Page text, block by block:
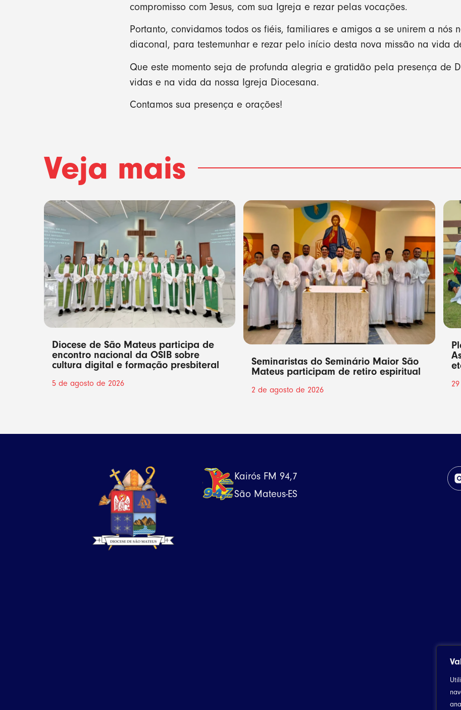
compromisso com Jesus, com sua Igreja e rezar pelas vocações.
Portanto, convidamos todos os fiéis, familiares e amigos a se unirem a nós
diaconal, para testemunhar e rezar pelo início desta nova missão na vida
Que este momento seja de profunda alegria e gratidão pela presença de
vidas e na vida da nossa Igreja Diocesana.
Contamos sua presença e orações!
Veja mais
Diocese de São Mateus participa de
encontro nacional da OSIB sobre
cultura digital e formação presbiteral
5 de agosto de 2026
Seminaristas do Seminário Maior São
Mateus participam de retiro espiritual
2 de agosto de 2026
Kairós FM 94,7
São Mateus-ES